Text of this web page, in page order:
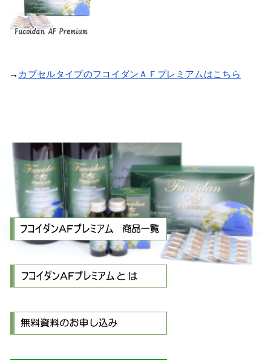
→ カプセルタイプのフコイダンＡＦプレミアムはこちら